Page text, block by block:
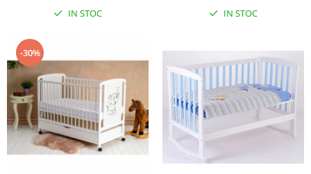
IN STOC IN STOC
-30%